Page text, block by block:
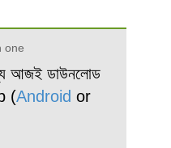
one
আজই ডাউনলোড
(Android or